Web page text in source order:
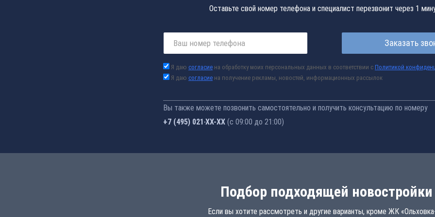
Оставьте свой номер телефона и специалист перезвонит через 1
Заказать
Я даю согласие на обработку моих персональных данных в соответствии с Политикой
Я даю согласие на получение рекламы, новостей, информационных рассылок
Вы также можете позвонить самостоятельно и получить консультацию по номеру
+7 (495) 021-41-76 (с 09:00 до 21:00)
Подбор подходящей новостройки
Если вы хотите рассмотреть и другие варианты, кроме ЖК